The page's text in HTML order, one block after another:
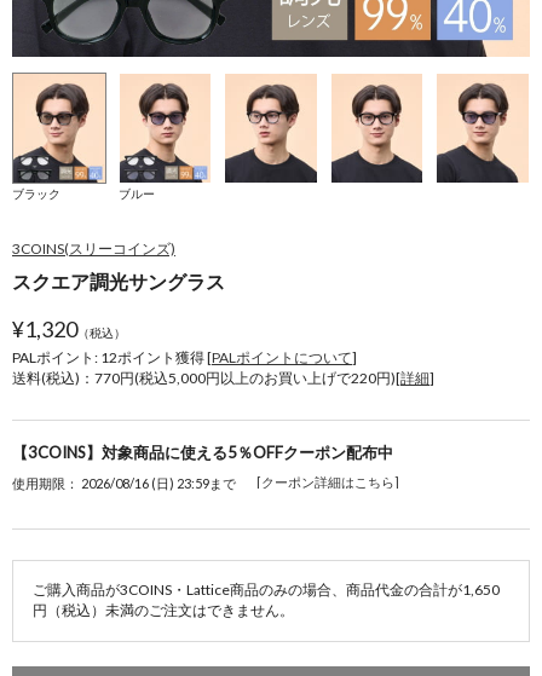
ブラック ブルー
3COINS(スリーコインズ)
スクエア調光サングラス
¥1,320（税込）
PALポイント: 12ポイント獲得 [PALポイントについて]
送料(税込)：770円(税込5,000円以上のお買い上げで220円)[詳細]
【3COINS】対象商品に使える5％OFFクーポン配布中
使用期限： 2026/08/16 (日) 23:59まで [クーポン詳細はこちら]
ご購入商品が3COINS・Lattice商品のみの場合、商品代金の合計が1,650
円（税込）未満のご注文はできません。